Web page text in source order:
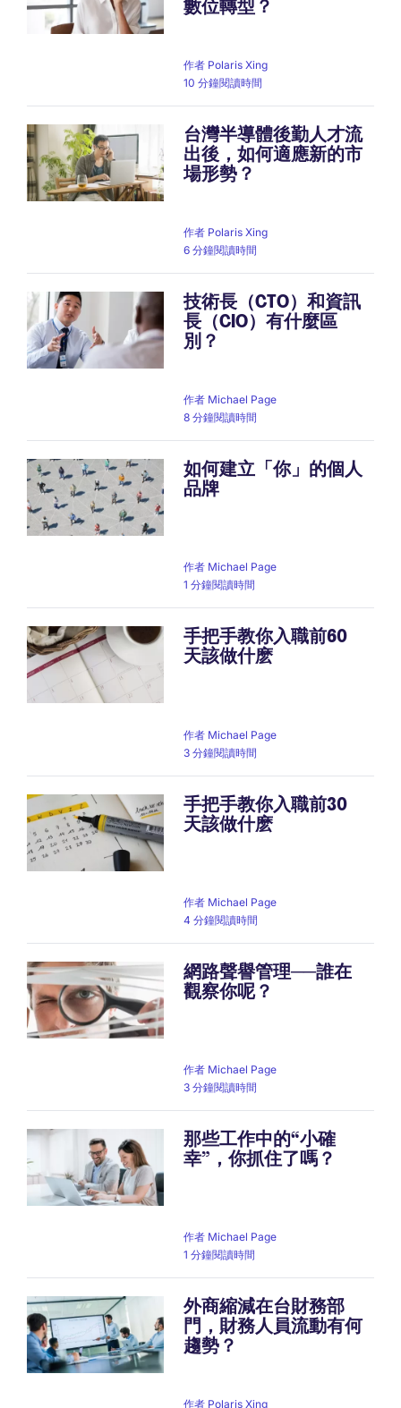
數位轉型？
作者 Polaris Xing
10 分鐘閱讀時間
台灣半導體後勤人才流
出後，如何適應新的市
場形勢？
作者 Polaris Xing
6 分鐘閱讀時間
技術長（CTO）和資訊
長（CIO）有什麼區
別？
作者 Michael Page
8 分鐘閱讀時間
如何建立「你」的個人
品牌
作者 Michael Page
1 分鐘閱讀時間
手把手教你入職前60
天該做什麽
作者 Michael Page
3 分鐘閱讀時間
手把手教你入職前30
天該做什麽
作者 Michael Page
4 分鐘閱讀時間
網路聲譽管理──誰在
觀察你呢？
作者 Michael Page
3 分鐘閱讀時間
那些工作中的“小確
幸”，你抓住了嗎？
作者 Michael Page
1 分鐘閱讀時間
外商縮減在台財務部
門，財務人員流動有何
趨勢？
作者 Polaris Xing